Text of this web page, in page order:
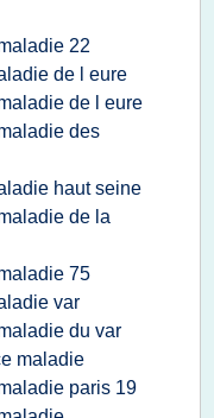
22
de l eure
de l eure
des
haut seine
de la
75
var
du var
maladie
paris 19